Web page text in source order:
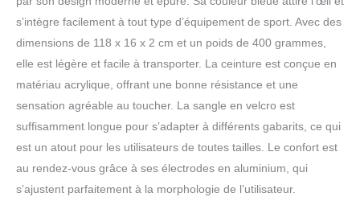
des grands spectacles et des corvées, et vous
pour être plus en forme et plus fort.L'écran LED
vous indiquera le nombre de calories que vous
avez brûlées, ce qui est définitivement motivant !
L'Ceinture Abdominale Electrostimulation est
livré avec un triple câble de charge USB, qui
vous permet de charger jusqu'à trois contrôleurs
en même temps. Gagnez du temps
【TECHNOLOGIE EMS SANS TAPIS
SILICONE】Profey utilise des électrodes en
s’intègre facilement à tout type d’équipement de sport. Avec des
dimensions de 118 x 16 x 2 cm et un poids de 400 grammes,
elle est légère et facile à transporter. La ceinture est conçue en
matériau acrylique, offrant une bonne résistance et une
sensation agréable au toucher. La sangle en velcro est
suffisamment longue pour s’adapter à différents gabarits, ce qui
est un atout pour les utilisateurs de toutes tailles. Le confort est
au rendez-vous grâce à ses électrodes en aluminium, qui
s’ajustent parfaitement à la morphologie de l’utilisateur.